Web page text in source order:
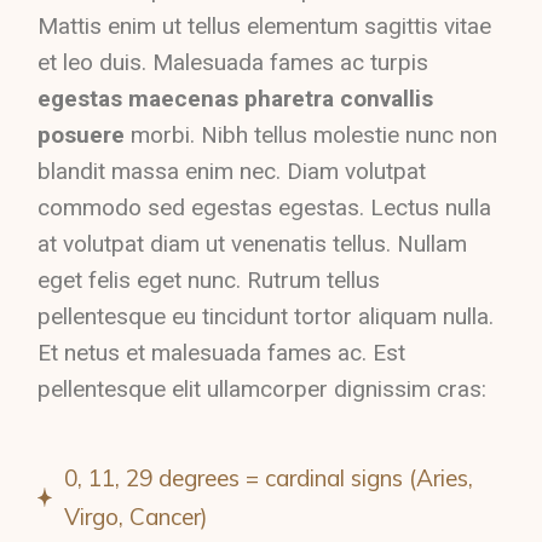
Mattis enim ut tellus elementum sagittis vitae
et leo duis. Malesuada fames ac turpis
egestas maecenas pharetra convallis
posuere morbi. Nibh tellus molestie nunc non
blandit massa enim nec. Diam volutpat
commodo sed egestas egestas. Lectus nulla
at volutpat diam ut venenatis tellus. Nullam
eget felis eget nunc. Rutrum tellus
pellentesque eu tincidunt tortor aliquam nulla.
Et netus et malesuada fames ac. Est
pellentesque elit ullamcorper dignissim cras:
0, 11, 29 degrees = cardinal signs (Aries,
Virgo, Cancer)